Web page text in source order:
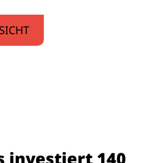
investiert 140